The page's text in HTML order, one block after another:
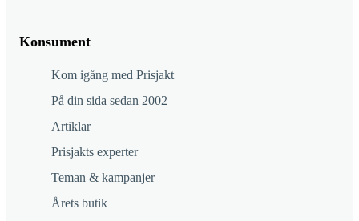
Konsument
Kom igång med Prisjakt
På din sida sedan 2002
Artiklar
Prisjakts experter
Teman & kampanjer
Årets butik